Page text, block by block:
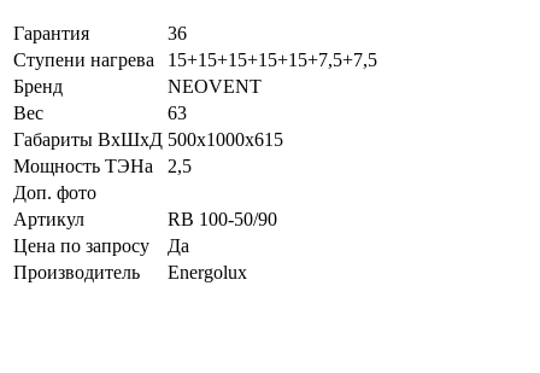
Гарантия
36
Ступени нагрева
15+15+15+15+15+7,5+7,5
Бренд
NEOVENT
Вес
63
Габариты ВхШхД 500x1000x615
Мощность ТЭНа
2,5
Доп. фото
Артикул
RB 100-50/90
Цена по запросу
Да
Производитель
Energolux